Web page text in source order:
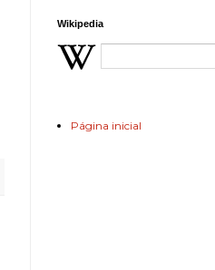
Wikipedia
Página inicial